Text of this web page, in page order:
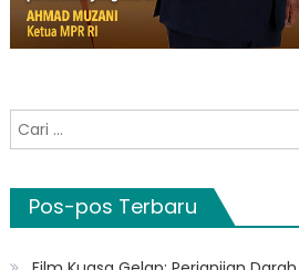
Cari
untuk:
Pos-pos Terbaru